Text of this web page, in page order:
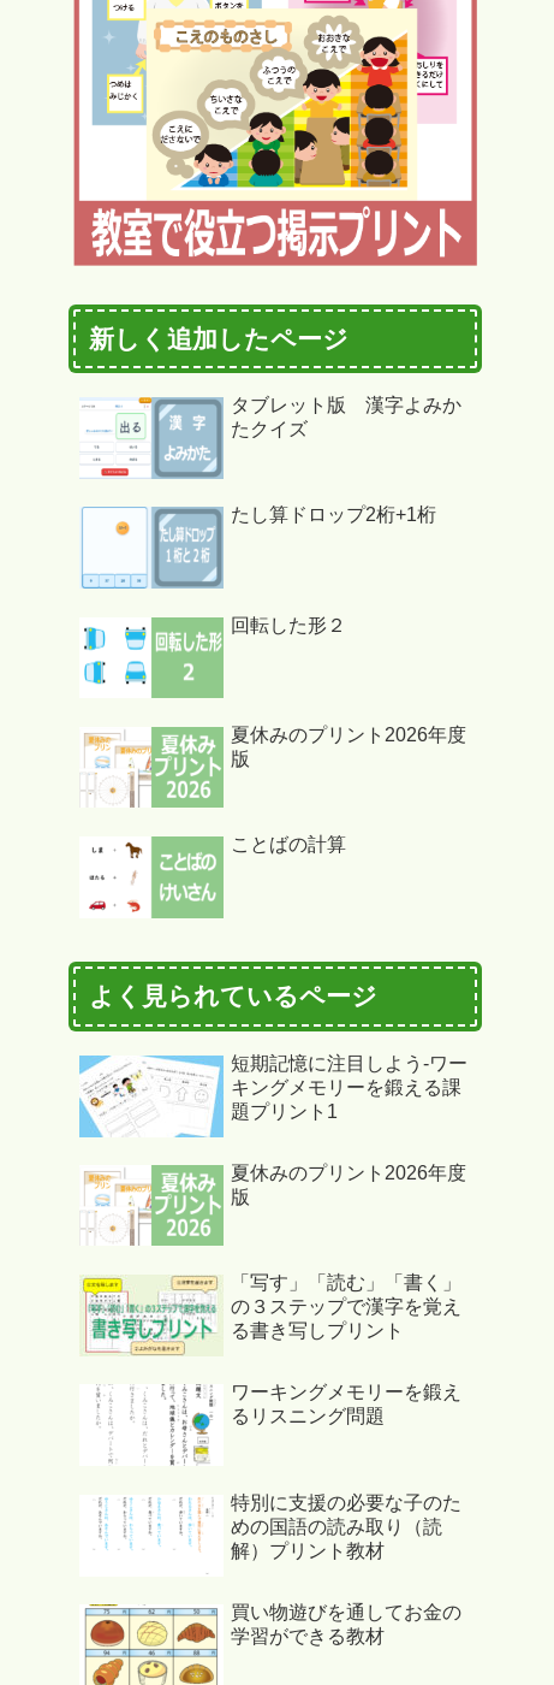
新しく追加したページ
タブレット版 漢字よみか
たクイズ
たし算ドロップ2桁+1桁
回転した形２
夏休みのプリント2026年度
版
ことばの計算
よく見られているページ
短期記憶に注目しよう-ワー
キングメモリーを鍛える課
題プリント1
夏休みのプリント2026年度
版
「写す」「読む」「書く」
の３ステップで漢字を覚え
る書き写しプリント
ワーキングメモリーを鍛え
るリスニング問題
特別に支援の必要な子のた
めの国語の読み取り（読
解）プリント教材
買い物遊びを通してお金の
学習ができる教材